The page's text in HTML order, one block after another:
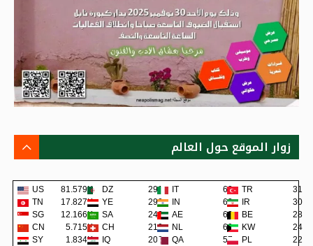
زوار الموقع حول العالم
US 81.579K DZ 291 IT 62 TR
31
TN
17.827K YE 290 IN 62 IR
30
SG
12.166K SA 240 AE 62 BE
28
CN
5.715K CH 219 NL 60 KW
24
SY
1.834K IQ 200 QA 57 PL
22